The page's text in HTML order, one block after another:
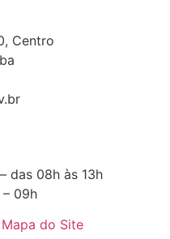
Centro
das 08h às 13h
– 09h
Mapa do Site